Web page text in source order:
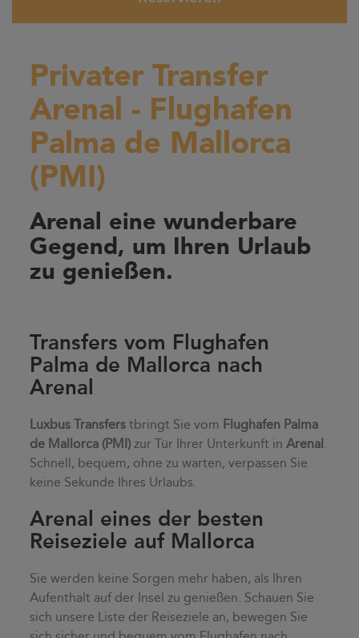
Privater Transfer
Arenal - Flughafen
Palma de Mallorca
(PMI)
Arenal eine wunderbare
Gegend, um Ihren Urlaub
zu genießen.
Transfers vom Flughafen
Palma de Mallorca nach
Arenal
Luxbus Transfers tbringt Sie vom Flughafen Palma
de Mallorca (PMI) zur Tür Ihrer Unterkunft inArenal .
Schnell, bequem, ohne zu warten, verpassen Sie
keine Sekunde Ihres Urlaubs.
Arenal eines der besten
Reiseziele auf Mallorca
Sie werden keine Sorgen mehr haben, als Ihren
Aufenthalt auf der Insel zu genießen. Schauen Sie
sich unsere Liste der Reiseziele an, bewegen Sie